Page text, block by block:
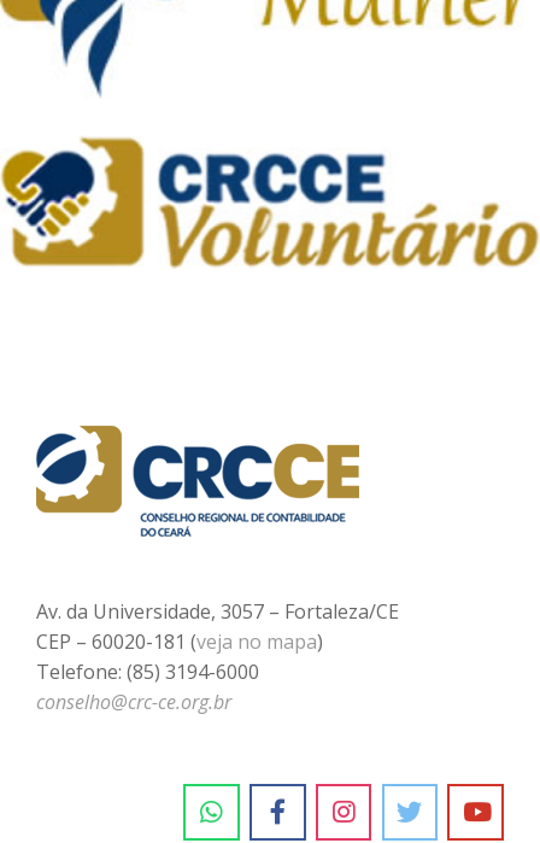
Av. da Universidade, 3057 – Fortaleza/CE
CEP – 60020-181 (veja no mapa)
Telefone: (85) 3194-6000
conselho@crc-ce.org.br